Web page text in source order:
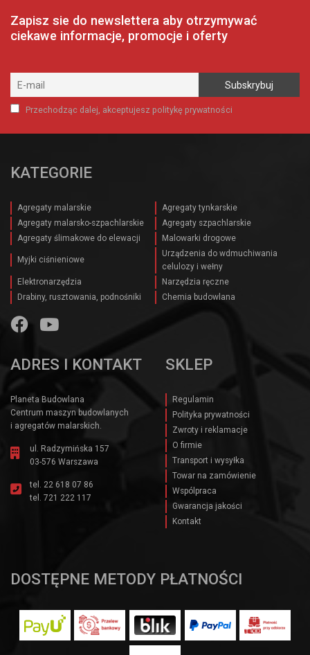
Zapisz sie do newslettera aby otrzymywać
ciekawe informacje, promocje i oferty
Przechodząc dalej, akceptujesz politykę prywatności
KATEGORIE
Agregaty malarskie
Agregaty tynkarskie
Agregaty malarsko-szpachlarskie
Agregaty szpachlarskie
Agregaty ślimakowe do elewacji
Malowarki drogowe
Myjki ciśnieniowe
Urządzenia do wdmuchiwania
celulozy i wełny
Elektronarzędzia
Narzędzia ręczne
Drabiny, rusztowania, podnośniki
Chemia budowlana
ADRES I KONTAKT
Planeta Budowlana
Centrum maszyn budowlanych
i agregatów malarskich.
ul. Radzymińska 157
03-576 Warszawa
tel. 22 618 07 86
tel. 721 222 117
SKLEP
Regulamin
Polityka prywatności
Zwroty i reklamacje
O firmie
Transport i wysyłka
Towar na zamówienie
Wspólpraca
Gwarancja jakości
Kontakt
DOSTĘPNE METODY PŁATNOŚCI